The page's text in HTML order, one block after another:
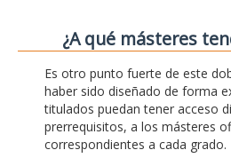
¿A qué másteres
Es otro punto fuerte de este
haber sido diseñado de forma
titulados puedan tener acceso
prerrequisitos, a los másteres
correspondientes a cada grado.